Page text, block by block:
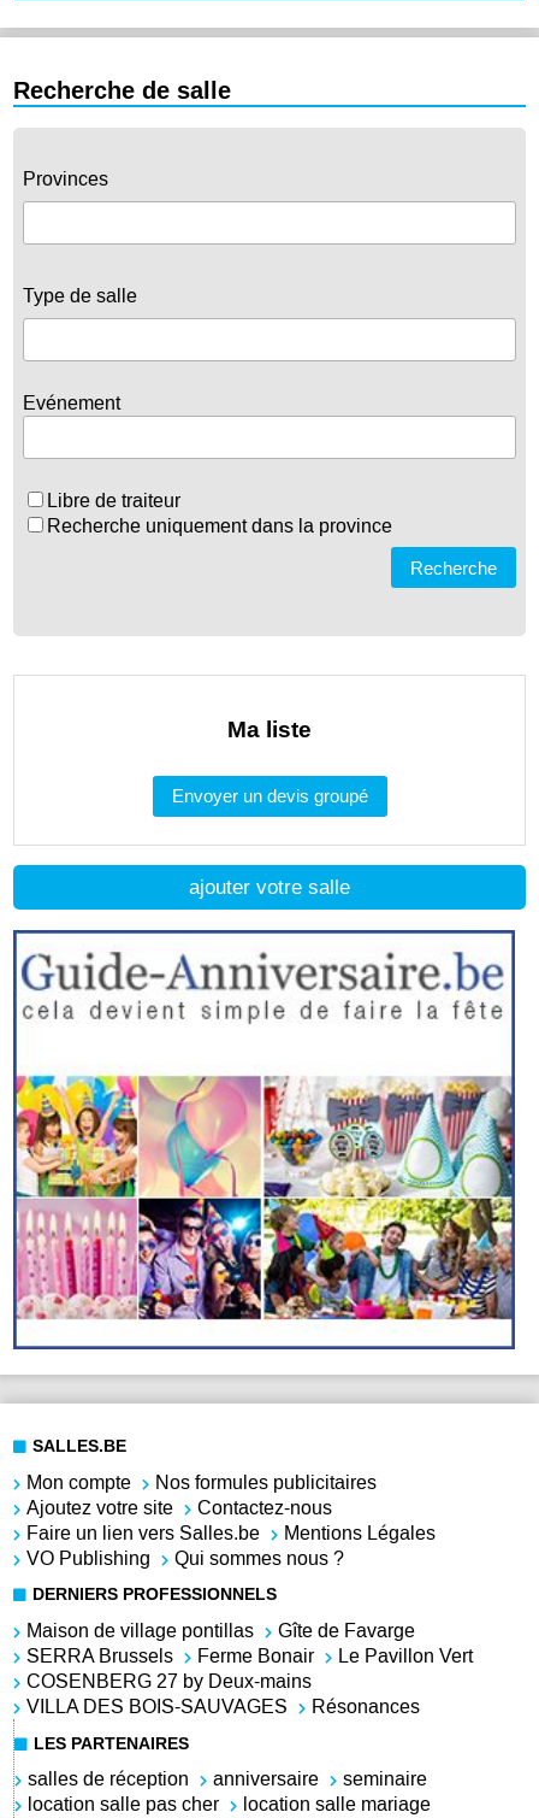
ajouter votre salle
Recherche de salle
Provinces
Type de salle
Evénement
Libre de traiteur
Recherche uniquement dans la province
Recherche
Ma liste
Envoyer un devis groupé
SALLES.BE
Mon compte
Nos formules publicitaires
Ajoutez votre site
Contactez-nous
Faire un lien vers Salles.be
Mentions Légales
VO Publishing
Qui sommes nous ?
DERNIERS PROFESSIONNELS
Maison de village pontillas
Gîte de Favarge
SERRA Brussels
Ferme Bonair
Le Pavillon Vert
COSENBERG 27 by Deux-mains
VILLA DES BOIS-SAUVAGES
Résonances
LES PARTENAIRES
salles de réception anniversaire
seminaire
location salle pas cher
location salle mariage